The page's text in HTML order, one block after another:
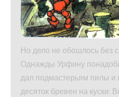
Но дело не обошлось без
Однажды Урфину
дал подмастерьям пилы и
десяток бревен на куски.